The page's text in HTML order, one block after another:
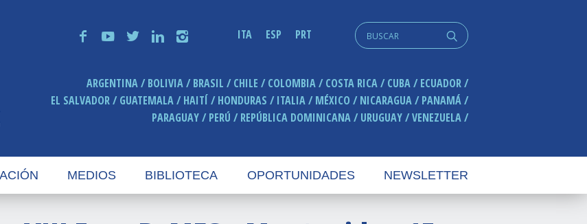
f y t n i ITA ESP PRT q
Search
for:
ARGENTINA BOLIVIA BRASIL CHILE COLOMBIA COSTA RICA CUBA
ECUADOR
EL SALVADOR
GUATEMALA HAITÍ HONDURAS ITALIA MÉXICO NICARAGUA
PANAMÁ
PARAGUAY
PERÚ REPÚBLICA DOMINICANA URUGUAY VENEZUELA
MEDIOS BIBLIOTECA OPORTUNIDADES NEWSLETTER